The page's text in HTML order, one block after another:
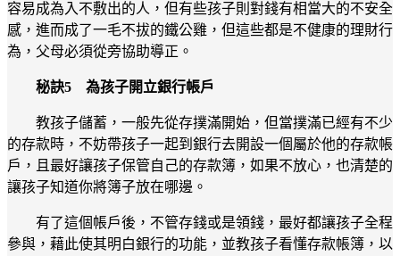
容易成為入不敷出的人，但有些孩子則對錢有相當大的不安全
感，進而成了一毛不拔的鐵公雞，但這些都是不健康的理財行
為，父母必須從旁協助導正。
秘訣5 為孩子開立銀行帳戶
教孩子儲蓄，一般先從存撲滿開始，但當撲滿已經有不少
的存款時，不妨帶孩子一起到銀行去開設一個屬於他的存款帳
戶，且最好讓孩子保管自己的存款簿，如果不放心，也清楚的
讓孩子知道你將簿子放在哪邊。
有了這個帳戶後，不管存錢或是領錢，最好都讓孩子全程
參與，藉此使其明白銀行的功能，並教孩子看懂存款帳簿，以